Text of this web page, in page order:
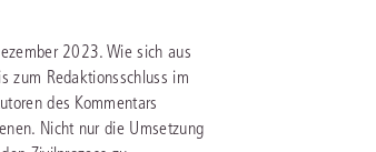
2023. Wie sich aus
zum Redaktionsschluss im
des Kommentars
Nicht nur die Umsetzung